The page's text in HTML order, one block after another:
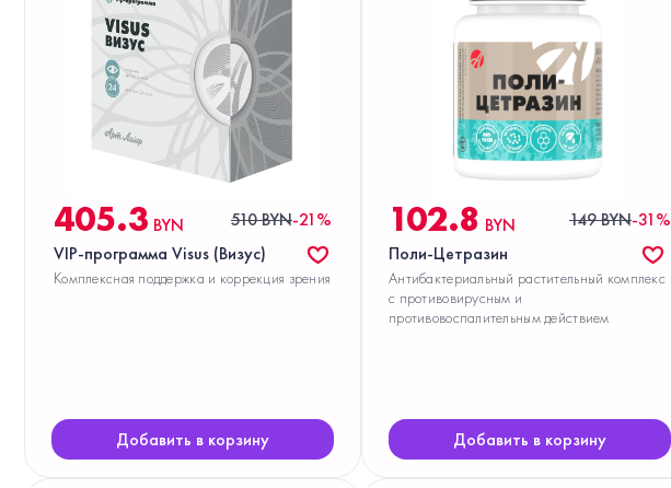
405.3 BYN 510 BYN-21%
VIP-программа Visus (Визус)
Комплексная поддержка и коррекция зрения
Добавить в корзину
102.8 BYN 149 BYN-31%
Поли-Цетразин
Антибактериальный растительный комплекс
с противовирусным и
противовоспалительным действием
Добавить в корзину